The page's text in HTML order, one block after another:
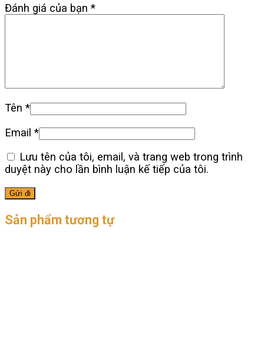
Đánh giá của bạn *
Tên *
Email *
Lưu tên của tôi, email, và trang web trong trình
duyệt này cho lần bình luận kế tiếp của tôi.
Sản phẩm tương tự